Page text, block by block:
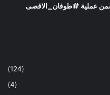
عملية #طوفان_الاقصى
(124)
(4)